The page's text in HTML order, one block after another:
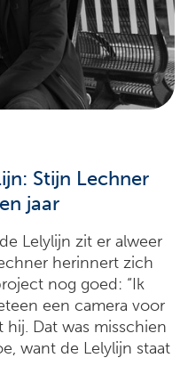
Stijn Lechner
jaar
Lelylijn zit er alweer
herinnert zich
nog goed: “Ik
een camera voor
hij. Dat was misschien
want de Lelylijn staat